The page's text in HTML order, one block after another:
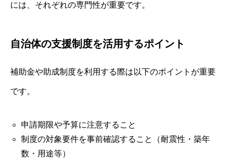
には、それぞれの専門性が重要です。
自治体の支援制度を活用するポイント
補助金や助成制度を利用する際は以下のポイントが重要
です。
申請期限や予算に注意すること
制度の対象要件を事前確認すること（耐震性・築年
数・用途等）